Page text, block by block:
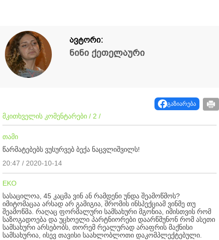
ავტორი:
ნინი ქეთელაური
გაზიარება
მკითხველის კომენტარები / 2 /
თამი
წარმატებებს ვუსურვებ ბექა ნაცვლიშვილს!
20:47 / 2020-10-14
EKO
სასაცილოა, 45 კაცმა ვინ ან რამდენი უნდა შეამოწმოს?
იმიტომაცაა არსად არ გამიგია, შრომის ინსპექციამ ვინმე თუ
შეამოწმა. რაღაც ფორმალური სამსახური მგონია, იმისთვის რომ
საზოგადოება და უცხოელი პარტნიორები დაარწმუნონ რომ ასეთი
სამსახური არსებობს, თორემ რეალურად არაფრის მაქნისი
სამსახურია, ისევ თავისი საახლობლოთი დაკომპლექტებული.